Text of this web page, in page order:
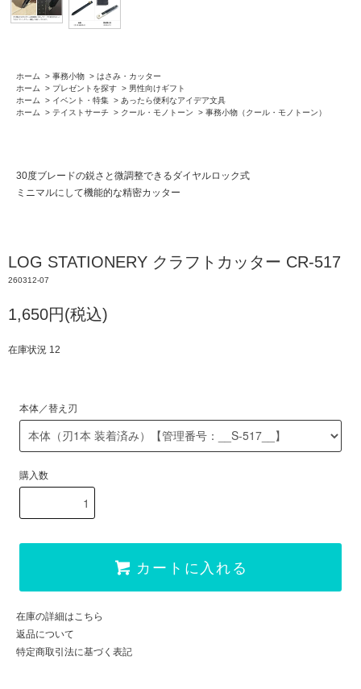
ホーム > 事務小物 > はさみ・カッター
ホーム
> プレゼントを探す > 男性向けギフト
ホーム
> イベント・特集 > あったら便利なアイデア文具
ホーム
> テイストサーチ > クール・モノトーン > 事務小物（クール・モノトーン）
30度ブレードの鋭さと微調整できるダイヤルロック式
ミニマルにして機能的な精密カッター
LOG STATIONERY クラフトカッター CR-517
260312-07
1,650円(税込)
在庫状況 12
本体／替え刃
購入数
カートに入れる
在庫の詳細はこちら
返品について
特定商取引法に基づく表記